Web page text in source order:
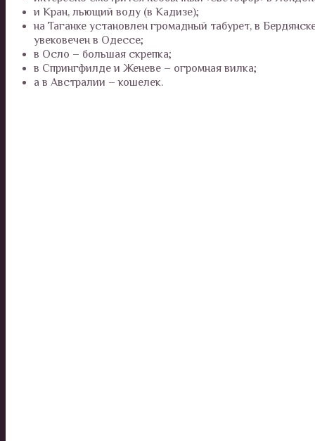
и Кран, льющий воду (в Кадизе);
на Таганке установлен громадный табурет, в
увековечен в Одессе;
в Осло – большая скрепка;
в Спрингфилде и Женеве – огромная вилка;
а в Австралии – кошелек.